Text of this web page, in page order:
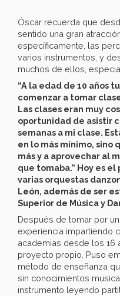
Óscar recuerda que
sentido una gran
específicamente, las
varios instrumentos, y
muchos de ellos,
“A la edad de 10 años
comenzar a tomar
Las clases eran muy
oportunidad de asistir
semanas a mi clase.
en lo más mínimo, sino
más y a aprovechar al
que tomaba.” Hoy es
varias orquestas
León, además de ser
Superior de Música y
Después de tomar por
experiencia impartiendo
academias desde los 16
proyecto propio. Puso
método de enseñanza
sin conocimientos
instrumento leyendo